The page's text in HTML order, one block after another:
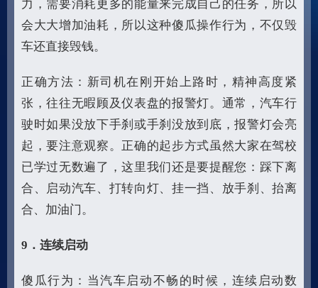
力，需要消耗更多的能量来完成自己的任务，所以
会大大增加油耗，所以这种傻瓜操作行为，不仅毁
车还直接毁钱。
正确方法：新司机在刚开始上路时，精神高度紧
张，往往无暇顾及仪表盘的报警灯。通常，汽车行
驶时如果没放下手刹或手刹没放到底，报警灯会亮
起，要注意观察。正确的起步方式虽然大家在驾校
已学过无数遍了，这里我们还是要提醒您：踩下离
合、启动汽车、打转向灯、挂一挡、放手刹、抬离
合、加油门。
9 ．连续启动
傻瓜行为：当汽车启动不畅的时候，连续启动数